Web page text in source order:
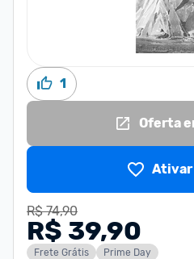
1
Oferta
R$ 74,90
R$ 39,90
Frete Grátis Prime Day